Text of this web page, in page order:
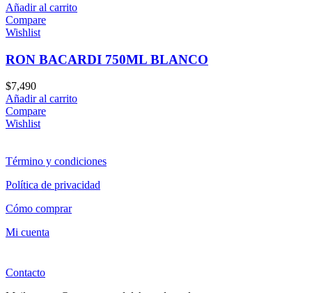
Añadir al carrito
Compare
Wishlist
RON BACARDI 750ML BLANCO
$7,490
Añadir al carrito
Compare
Wishlist
Término y condiciones
Política de privacidad
Cómo comprar
Mi cuenta
Contacto